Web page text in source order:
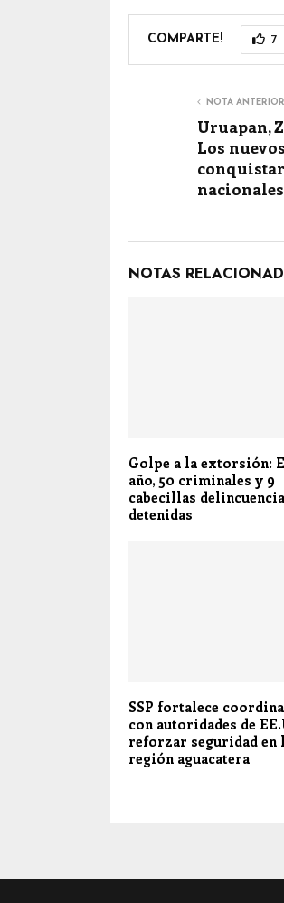
COMPARTE! 7
NOTA ANTERIOR
Uruapan,
Los
nacionales
NOTAS
Golpe a la extorsión:
año, 50 criminales y 9
cabecillas
detenidas
SSP fortalece
con autoridades de
reforzar seguridad en
región aguacatera